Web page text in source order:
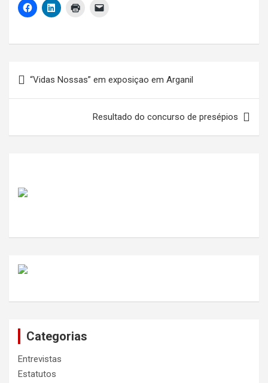
de
“Vidas Nossas” em exposiçao em Arganil
Resultado do concurso de presépios
Categorias
Entrevistas
Estatutos